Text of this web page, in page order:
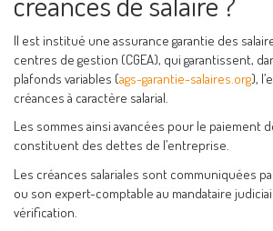
Il est institué une assurance garantie des
centres de gestion (CGEA), qui garantissent,
plafonds variables (ags-garantie-salaires.org),
créances à caractère salarial.
Les sommes ainsi avancées pour le paiement
constituent des dettes de l’entreprise.
Les créances salariales sont communiquées
ou son expert-comptable au mandataire
vérification.